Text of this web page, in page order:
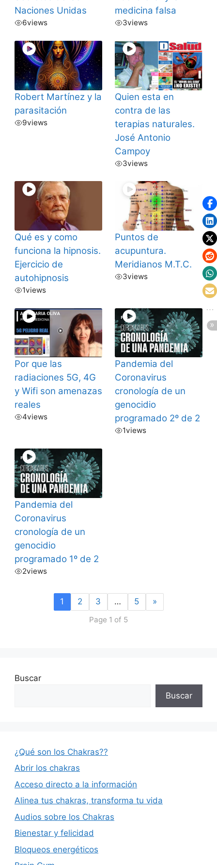
Naciones Unidas
6views
medicina falsa
3views
Robert Martínez y la
parasitación
9views
Quien esta en
contra de las
terapias naturales.
José Antonio
Campoy
3views
Qué es y como
funciona la hipnosis.
Ejercicio de
autohipnosis
1views
Puntos de
acupuntura.
Meridianos M.T.C.
3views
Por que las
radiaciones 5G, 4G
y Wifi son amenazas
reales
4views
Pandemia del
Coronavirus
cronología de un
genocidio
programado 2º de 2
1views
Pandemia del
Coronavirus
cronología de un
genocidio
programado 1º de 2
2views
1 2 3 … 5 »
Page 1 of 5
Buscar
Buscar
¿Qué son los Chakras??
Abrir los chakras
Acceso directo a la información
Alinea tus chakras, transforma tu vida
Audios sobre los Chakras
Bienestar y felicidad
Bloqueos energéticos